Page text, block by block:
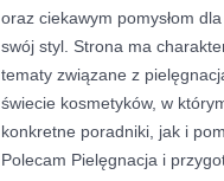
oraz ciekawym pomysłom
swój styl. Strona ma
tematy związane z
świecie kosmetyków, w
konkretne poradniki, jak i
Polecam Pielęgnacja i